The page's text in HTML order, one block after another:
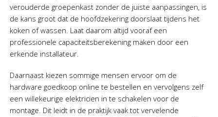
verouderde groepenkast zonder de juiste aanpassingen, is
de kans groot dat de hoofdzekering doorslaat tijdens het
koken of wassen. Laat daarom altijd vooraf een
professionele capaciteitsberekening maken door een
erkende installateur.
Daarnaast kiezen sommige mensen ervoor om de
hardware goedkoop online te bestellen en vervolgens zelf
een willekeurige elektricien in te schakelen voor de
montage. Dit leidt in de praktijk vaak tot vervelende